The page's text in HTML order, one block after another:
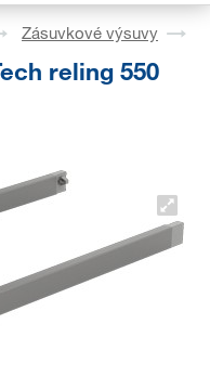
Zásuvkové výsuvy
reling 550